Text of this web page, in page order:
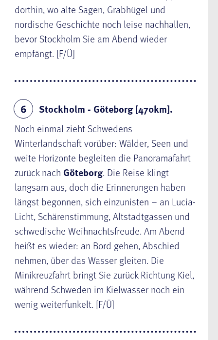
dorthin, wo alte Sagen, Grabhügel und
nordische Geschichte noch leise nachhallen,
bevor Stockholm Sie am Abend wieder
empfängt. [F/Ü]
6
Stockholm - Göteborg [470km].
Noch einmal zieht Schwedens
Winterlandschaft vorüber: Wälder, Seen und
weite Horizonte begleiten die Panoramafahrt
zurück nach Göteborg. Die Reise klingt
langsam aus, doch die Erinnerungen haben
längst begonnen, sich einzunisten – an Lucia-
Licht, Schärenstimmung, Altstadtgassen und
schwedische Weihnachtsfreude. Am Abend
heißt es wieder: an Bord gehen, Abschied
nehmen, über das Wasser gleiten. Die
Minikreuzfahrt bringt Sie zurück Richtung Kiel,
während Schweden im Kielwasser noch ein
wenig weiterfunkelt. [F/Ü]